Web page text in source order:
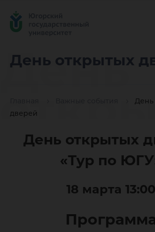
День открытых
День
дверей
День
День открытых
«Тур по
18 марта 13:00